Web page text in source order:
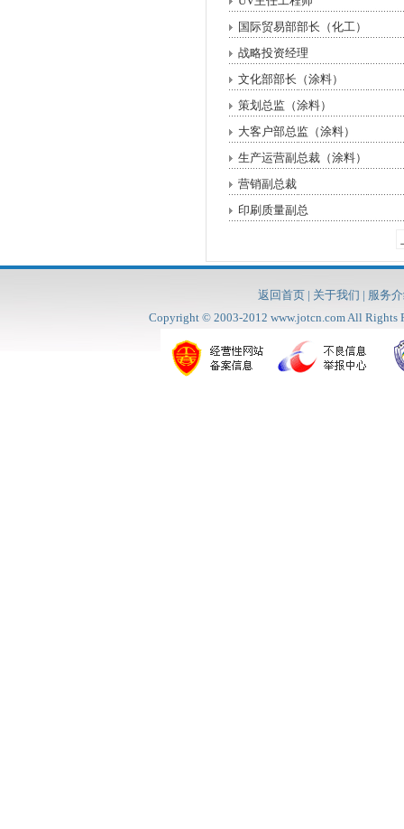
国际贸易部部长（化工）
战略投资经理
文化部部长（涂料）
策划总监（涂料）
大客户部总监（涂料）
生产运营副总裁（涂料）
营销副总裁
印刷质量副总
返回首页 | 关于我们 | 服务
Copyright © 2003-2012 www.jotcn.comAll Rights